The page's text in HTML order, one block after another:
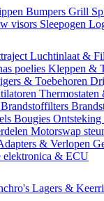
Bumpers Grill
visors Sleepogen
Luchtinlaat &
poelies Kleppen &
& Toebehoren
Thermostaten
Brandstoffilters
Bougies Ontsteking
Motorswap
& Verlopen
elektronica & ECU
Lagers &